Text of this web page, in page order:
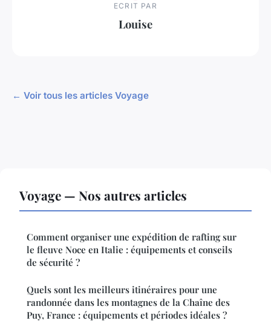
ECRIT PAR
Louise
← Voir tous les articles Voyage
Voyage — Nos autres articles
Comment organiser une expédition de rafting sur
le fleuve Noce en Italie : équipements et conseils
de sécurité ?
Quels sont les meilleurs itinéraires pour une
randonnée dans les montagnes de la Chaîne des
Puy, France : équipements et périodes idéales ?